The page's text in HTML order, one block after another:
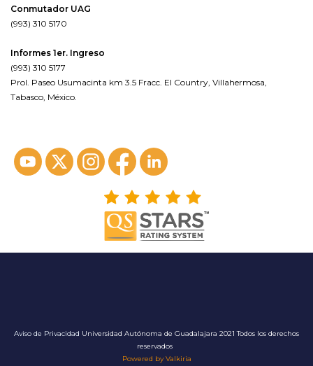
Conmutador UAG
(993) 310 5170
Informes 1er. Ingreso
(993) 310 5177
Prol. Paseo Usumacinta km 3.5 Fracc. El Country, Villahermosa,
Tabasco, México.
Aviso de Privacidad Universidad Autónoma de Guadalajara 2021 Todos los derechos
reservados
Powered by Valkiria